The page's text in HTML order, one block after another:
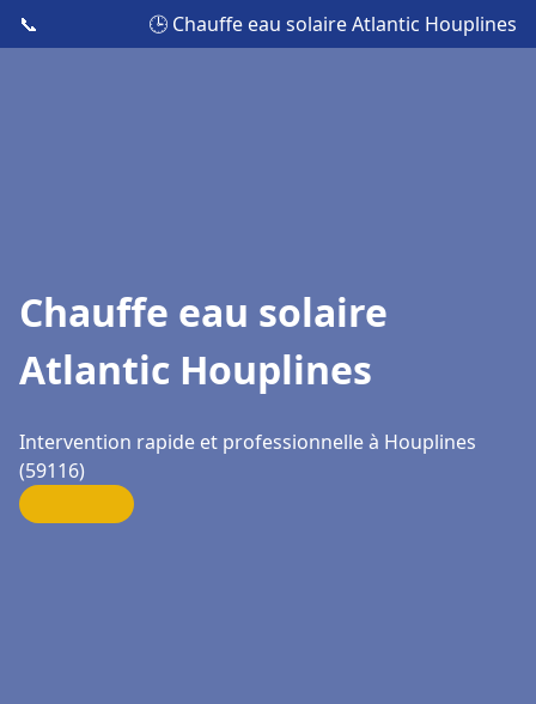
📞 🕒 Chauffe eau solaire Atlantic Houplines
Chauffe eau solaire
Atlantic Houplines
Intervention rapide et professionnelle à Houplines
(59116)